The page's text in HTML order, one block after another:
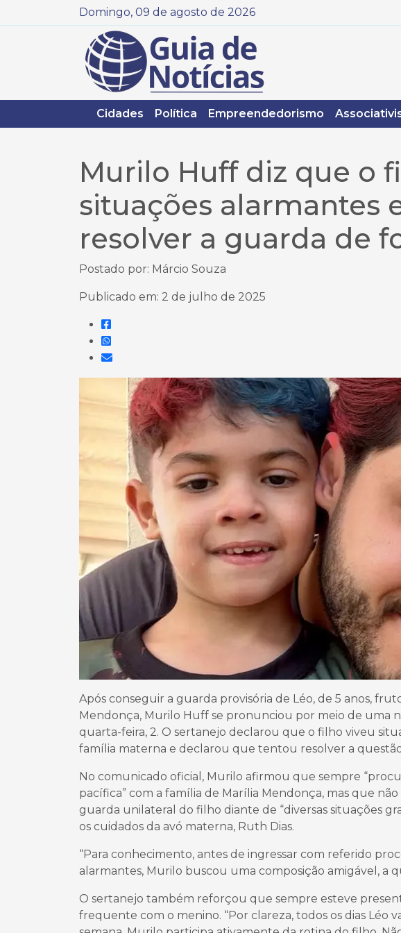
Domingo, 09 de agosto de 2026
Cidades Política Empreendedorismo
Murilo Huff diz que o
situações alarmantes
resolver a guarda de
Postado por: Márcio Souza
Publicado em: 2 de julho de 2025
Após conseguir a guarda provisória de Léo, de 5 anos,
Mendonça, Murilo Huff se pronunciou por meio de uma
quarta-feira, 2. O sertanejo declarou que o filho viveu
família materna e declarou que tentou resolver a
No comunicado oficial, Murilo afirmou que sempre
pacífica” com a família de Marília Mendonça, mas que
guarda unilateral do filho diante de “diversas situações
os cuidados da avó materna, Ruth Dias.
“Para conhecimento, antes de ingressar com referido
alarmantes, Murilo buscou uma composição amigável, a
O sertanejo também reforçou que sempre esteve
frequente com o menino. “Por clareza, todos os dias Léo